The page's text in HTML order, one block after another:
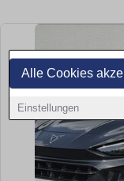
Alle Cookies
Einstellungen